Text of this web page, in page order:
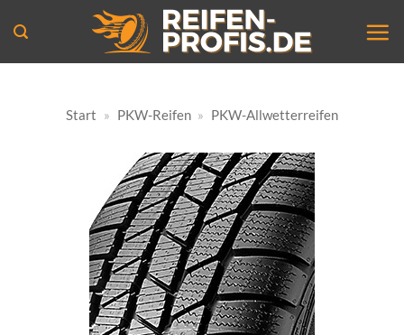
Inhalt
springen
Start » PKW-Reifen » PKW-Allwetterreifen